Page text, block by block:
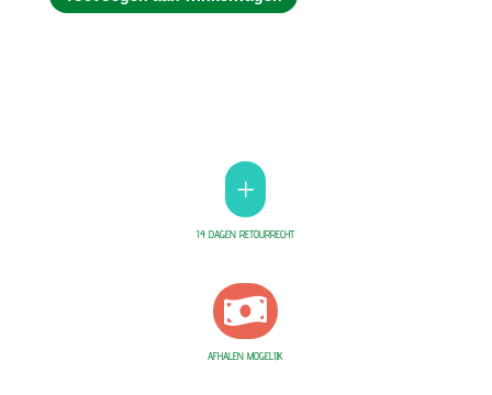
+
14 DAGEN RETOURRECHT

AFHALEN MOGELIJK